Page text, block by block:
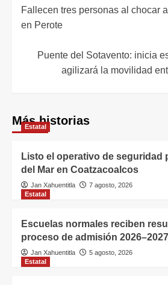
Fallecen tres personas al chocar
en Perote
Puente del Sotavento: inicia
agilizará la movilidad
Más historias
Estatal
Listo el operativo de seguridad
del Mar en Coatzacoalcos
Jan Xahuentitla
7 agosto, 2026
Estatal
Escuelas normales reciben
proceso de admisión 2026–2027
Jan Xahuentitla
5 agosto, 2026
Estatal